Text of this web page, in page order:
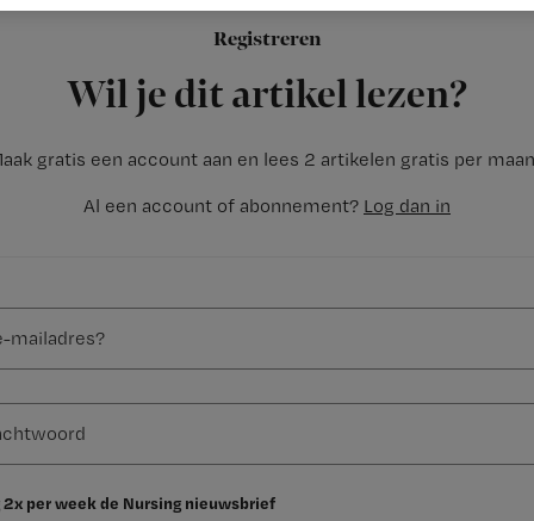
Registreren
Wil je dit artikel lezen?
gratis een account aan en lees 2 artikelen gratis per
Al een account of abonnement? Log dan in
2x per week de Nursing nieuwsbrief